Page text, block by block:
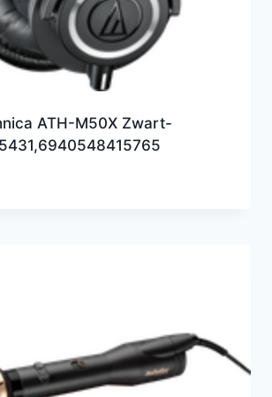
ATH-M50X Zwart-